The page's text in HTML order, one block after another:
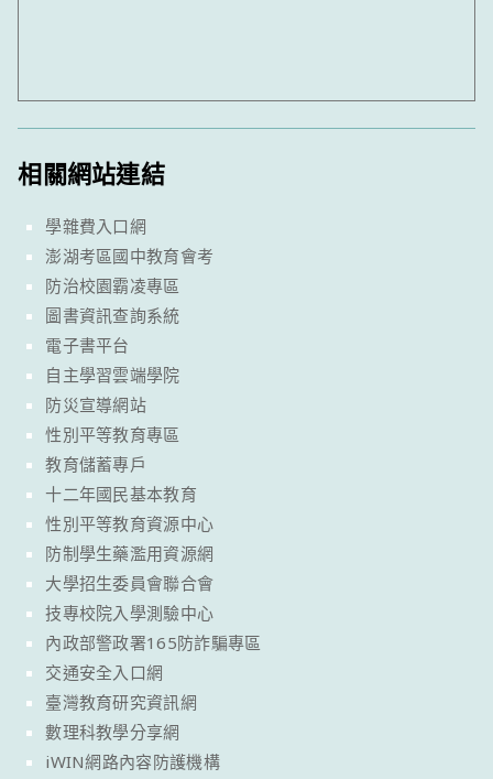
相關網站連結
學雜費入口網
澎湖考區國中教育會考
防治校園霸凌專區
圖書資訊查詢系統
電子書平台
自主學習雲端學院
防災宣導網站
性別平等教育專區
教育儲蓄專戶
十二年國民基本教育
性別平等教育資源中心
防制學生藥濫用資源網
大學招生委員會聯合會
技專校院入學測驗中心
內政部警政署165防詐騙專區
交通安全入口網
臺灣教育研究資訊網
數理科教學分享網
iWIN網路內容防護機構